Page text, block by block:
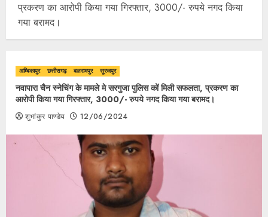
प्रकरण का आरोपी किया गया गिरफ्तार, 3000/- रुपये नगद किया
गया बरामद।
अम्बिकापुर छत्तीसगढ़ बलरामपुर सूरजपुर
नवापारा चैन स्नेचिंग के मामले मे सरगुजा पुलिस कों मिली सफलता, प्रकरण का
आरोपी किया गया गिरफ्तार, 3000/- रुपये नगद किया गया बरामद।
शुभांकुर पाण्डेय 12/06/2024